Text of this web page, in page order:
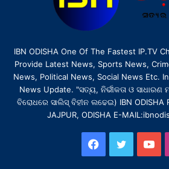
IBN ODISHA One Of The Fastest IP.TV
Provide Latest News, Sports News,
News, Political News, Social News Etc.
News Update. "ସତ୍ୟ, ନିର୍ଭୀକତା ଓ
ବିରୋଧରେ ସାଲିସ୍ ବିହୀନ ଲଢେଇ) IBN ODISHA
JAJPUR, ODISHA E-
Facebook
Twitter